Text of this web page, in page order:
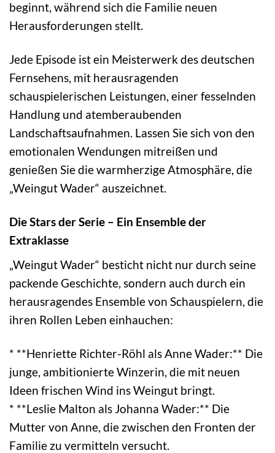
beginnt, während sich die Familie neuen
Herausforderungen stellt.
Jede Episode ist ein Meisterwerk des deutschen
Fernsehens, mit herausragenden
schauspielerischen Leistungen, einer fesselnden
Handlung und atemberaubenden
Landschaftsaufnahmen. Lassen Sie sich von den
emotionalen Wendungen mitreißen und
genießen Sie die warmherzige Atmosphäre, die
„Weingut Wader“ auszeichnet.
Die Stars der Serie – Ein Ensemble der
Extraklasse
„Weingut Wader“ besticht nicht nur durch seine
packende Geschichte, sondern auch durch ein
herausragendes Ensemble von Schauspielern, die
ihren Rollen Leben einhauchen:
* **Henriette Richter-Röhl als Anne Wader:** Die
junge, ambitionierte Winzerin, die mit neuen
Ideen frischen Wind ins Weingut bringt.
* **Leslie Malton als Johanna Wader:** Die
Mutter von Anne, die zwischen den Fronten der
Familie zu vermitteln versucht.